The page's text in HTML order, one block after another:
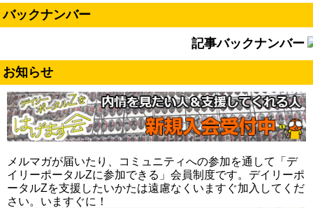
バックナンバー
記事バックナンバー
お知らせ
メルマガが届いたり、コミュニティへの参加を通して「デ
イリーポータルZに参加できる」会員制度です。デイリーポ
ータルZを支援したいかたは遠慮なくいますぐ加入してくだ
さい。いますぐに！